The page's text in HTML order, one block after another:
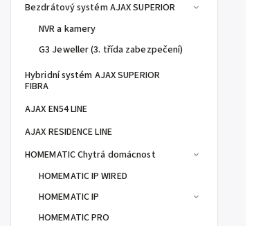
Bezdrátový systém AJAX SUPERIOR
NVR a kamery
G3 Jeweller (3. třída zabezpečení)
Hybridní systém AJAX SUPERIOR
FIBRA
AJAX EN54 LINE
AJAX RESIDENCE LINE
HOMEMATIC Chytrá domácnost
HOMEMATIC IP WIRED
HOMEMATIC IP
HOMEMATIC PRO